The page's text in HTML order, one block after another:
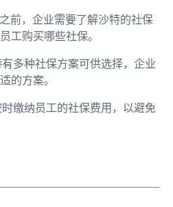
前，企业需要了解沙特的社保
工购买哪些社保。
多种社保方案可供选择，企业
的方案。
缴纳员工的社保费用，以避免